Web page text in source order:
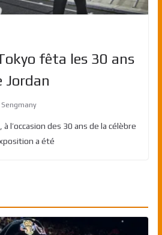
fêta les 30 ans
Jordan
Sengmany
l’occasion des 30 ans de la célèbre
a été